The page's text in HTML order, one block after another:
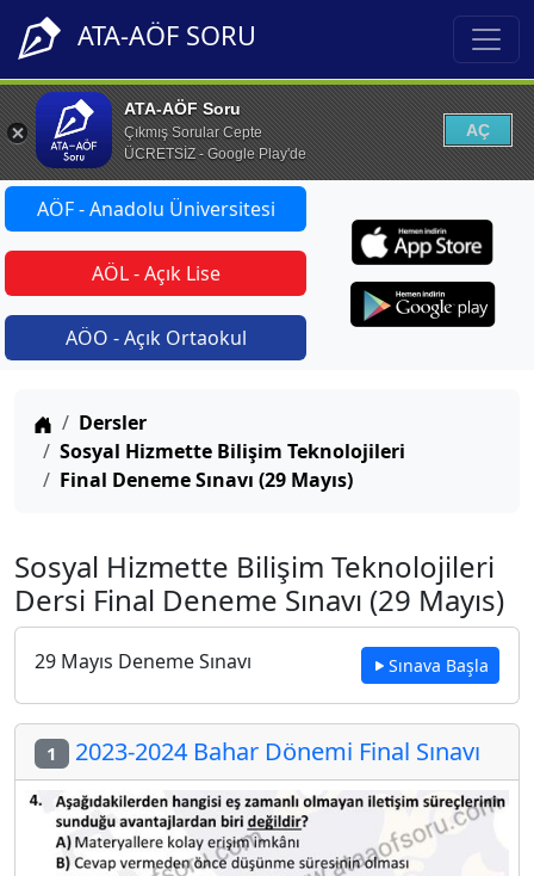
ATA-AÖF SORU
ATA-AÖF Soru
Çıkmış Sorular Cepte
ÜCRETSİZ - Google Play'de
AÇ
AÖF - Anadolu Üniversitesi
AÖL - Açık Lise
AÖO - Açık Ortaokul
Anasayfa
Dersler
Sosyal Hizmette Bilişim Teknolojileri
Final Deneme Sınavı (29 Mayıs)
Sosyal Hizmette Bilişim Teknolojileri
Dersi Final Deneme Sınavı (29 Mayıs)
29 Mayıs Deneme Sınavı Sınava Başla
1 2023-2024 Bahar Dönemi Final Sınavı